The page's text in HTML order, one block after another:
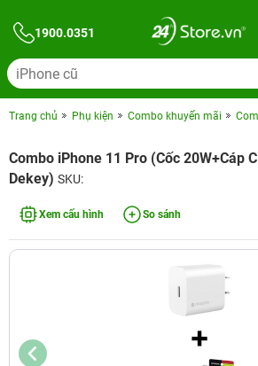
1900.0351
Trang chủ Phụ kiện Combo khuyến mãi
Combo iPhone 11 Pro (Cốc 20W+Cáp
Dekey) SKU:
Xem cấu hình So sánh